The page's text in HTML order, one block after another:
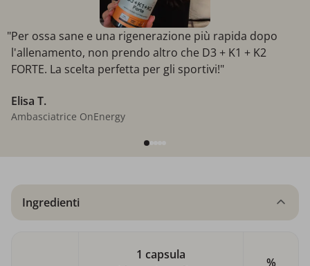
"Per ossa sane e una rigenerazione più rapida dopo
l'allenamento, non prendo altro che D3 + K1 + K2
FORTE. La scelta perfetta per gli sportivi!"
Elisa T.
Ambasciatrice OnEnergy
Ingredienti
1 capsula
%